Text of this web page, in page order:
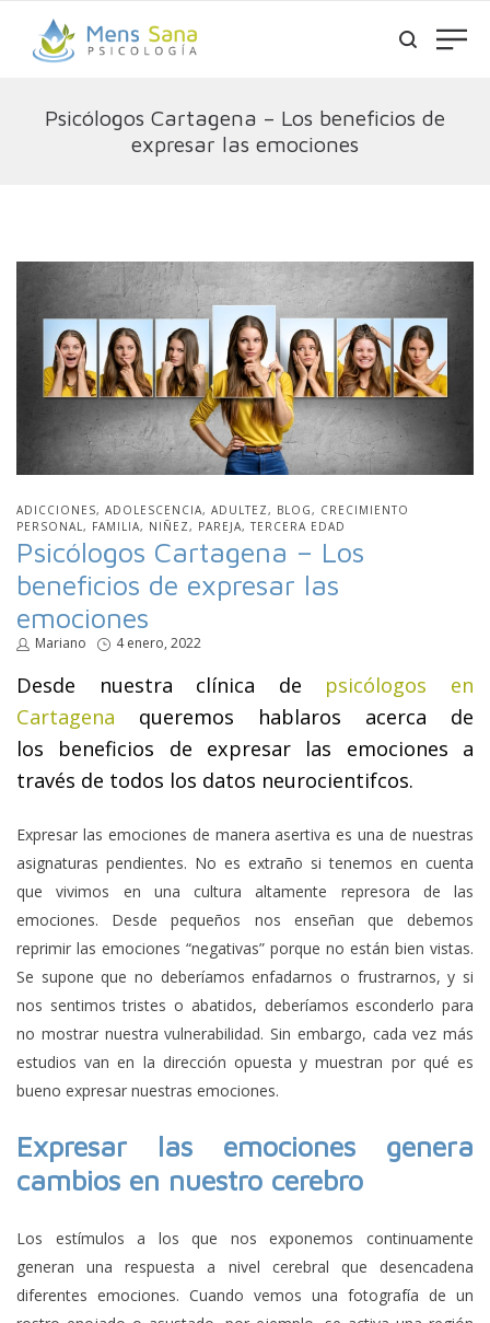
Psicólogos Cartagena – Los beneficios de
expresar las emociones
PUBLICADO
EN
ADICCIONES ADOLESCENCIA ADULTEZ BLOG
CRECIMIENTO
PERSONAL
FAMILIA NIÑEZ PAREJA TERCERA EDAD
Psicólogos Cartagena – Los
beneficios de expresar las
emociones
por
Mariano
Publicado
4 enero, 2022
Desde nuestra clínica de psicólogos en
Cartagena queremos hablaros acerca de
los beneficios de expresar las emociones a
través de todos los datos neurocientifcos.
Expresar las emociones de manera asertiva es una de nuestras
asignaturas pendientes. No es extraño si tenemos en cuenta
que vivimos en una cultura altamente represora de las
emociones. Desde pequeños nos enseñan que debemos
reprimir las emociones “negativas” porque no están bien vistas.
Se supone que no deberíamos enfadarnos o frustrarnos, y si
nos sentimos tristes o abatidos, deberíamos esconderlo para
no mostrar nuestra vulnerabilidad. Sin embargo, cada vez más
estudios van en la dirección opuesta y muestran por qué es
bueno expresar nuestras emociones.
Expresar las emociones genera
cambios en nuestro cerebro
Los estímulos a los que nos exponemos continuamente
generan una respuesta a nivel cerebral que desencadena
diferentes emociones. Cuando vemos una fotografía de un